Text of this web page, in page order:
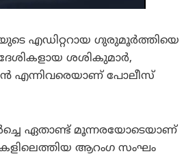
എഡിറ്ററായ ഗുരുമൂര്‍ത്തിയെ
ശശികുമാര്‍,
എന്നിവരെയാണ് പോലീസ്
ഏതാണ്ട് മൂന്നരയോടെയാണ്
ആറംഗ സംഘം